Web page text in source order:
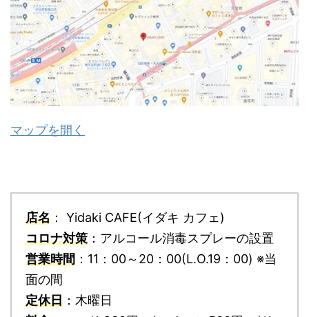
マップを開く
店名 ： Yidaki CAFE(イダキ カフェ)
コロナ対策 ：アルコール消毒スプレーの設置
営業時間 ：11：00～20：00(L.O.19：00) ※当
面の間
定休日 ：木曜日